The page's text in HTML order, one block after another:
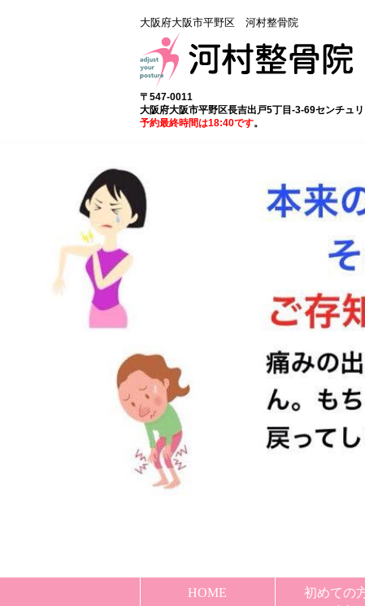
大阪府大阪市平野区 河村整骨院
〒547-0011
大阪府大阪市平野区長吉出戸5丁目-3-69センチュ
予約最終時間は18:40です。
HOME 初めての